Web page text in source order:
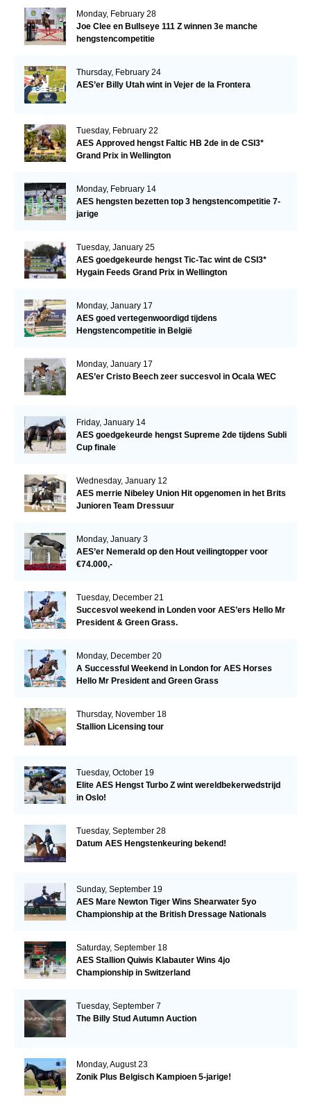
Monday, February 28
Joe Clee en Bullseye 111 Z winnen 3e manche
hengstencompetitie
Thursday, February 24
AES’er Billy Utah wint in Vejer de la Frontera
Tuesday, February 22
AES Approved hengst Faltic HB 2de in de CSI3*
Grand Prix in Wellington
Monday, February 14
AES hengsten bezetten top 3 hengstencompetitie 7-
jarige
Tuesday, January 25
AES goedgekeurde hengst Tic-Tac wint de CSI3*
Hygain Feeds Grand Prix in Wellington
Monday, January 17
AES goed vertegenwoordigd tijdens
Hengstencompetitie in België
Monday, January 17
AES’er Cristo Beech zeer succesvol in Ocala WEC
Friday, January 14
AES goedgekeurde hengst Supreme 2de tijdens Subli
Cup finale
Wednesday, January 12
AES merrie Nibeley Union Hit opgenomen in het Brits
Junioren Team Dressuur
Monday, January 3
AES’er Nemerald op den Hout veilingtopper voor
€74.000,-
Tuesday, December 21
Succesvol weekend in Londen voor AES’ers Hello Mr
President & Green Grass.
Monday, December 20
A Successful Weekend in London for AES Horses
Hello Mr President and Green Grass
Thursday, November 18
Stallion Licensing tour
Tuesday, October 19
Elite AES Hengst Turbo Z wint wereldbekerwedstrijd
in Oslo!
Tuesday, September 28
Datum AES Hengstenkeuring bekend!
Sunday, September 19
AES Mare Newton Tiger Wins Shearwater 5yo
Championship at the British Dressage Nationals
Saturday, September 18
AES Stallion Quiwis Klabauter Wins 4jo
Championship in Switzerland
Tuesday, September 7
The Billy Stud Autumn Auction
Monday, August 23
Zonik Plus Belgisch Kampioen 5-jarige!